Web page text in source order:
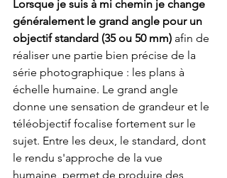
Lorsque je suis à mi chemin je change
généralement le grand angle pour un
objectif standard (35 ou 50 mm) afin de
réaliser une partie bien précise de la
série photographique : les plans à
échelle humaine. Le grand angle
donne une sensation de grandeur et le
téléobjectif focalise fortement sur le
sujet. Entre les deux, le standard, dont
le rendu s'approche de la vue
humaine, permet de produire des